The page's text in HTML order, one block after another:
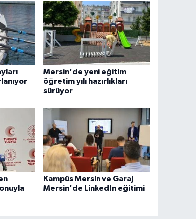
Mersin'de yeni eğitim
öğretim yılı hazırlıkları
sürüyor
Kampüs Mersin ve Garaj
Mersin'de LinkedIn eğitimi